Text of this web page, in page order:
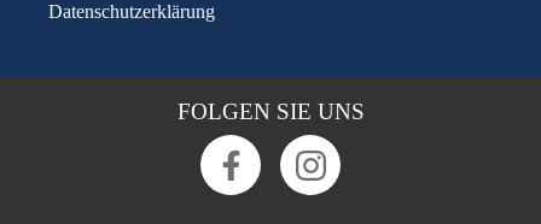
Datenschutzerklärung
FOLGEN SIE UNS